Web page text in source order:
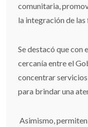
comunitaria,
la integración de las
Se destacó que con
cercanía entre el
concentrar
para brindar una
Asimismo,